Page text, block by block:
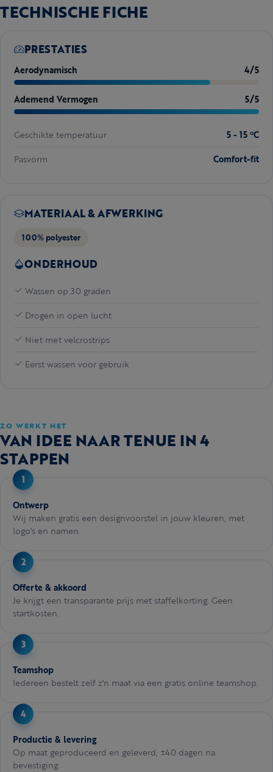
TECHNISCHE FICHE
PRESTATIES
Aerodynamisch 4/5
Ademend Vermogen 5/5
Geschikte temperatuur
5 - 15 ºC
Pasvorm
Comfort-fit
MATERIAAL & AFWERKING
100% polyester
ONDERHOUD
Wassen op 30 graden
Drogen in open lucht
Niet met velcrostrips
Eerst wassen voor gebruik
ZO WERKT HET
VAN IDEE NAAR TENUE IN 4
STAPPEN
Ontwerp
Wij maken gratis een designvoorstel in jouw kleuren, met
logo's en namen.
Offerte & akkoord
Je krijgt een transparante prijs met staffelkorting. Geen
startkosten.
Teamshop
Iedereen bestelt zelf z'n maat via een gratis online teamshop.
Productie & levering
Op maat geproduceerd en geleverd, ±40 dagen na
bevestiging.